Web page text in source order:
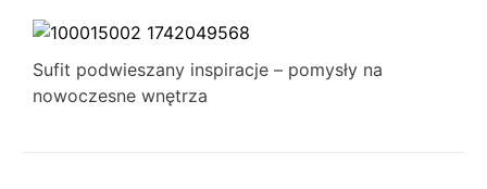
Sufit podwieszany inspiracje – pomysły na
nowoczesne wnętrza